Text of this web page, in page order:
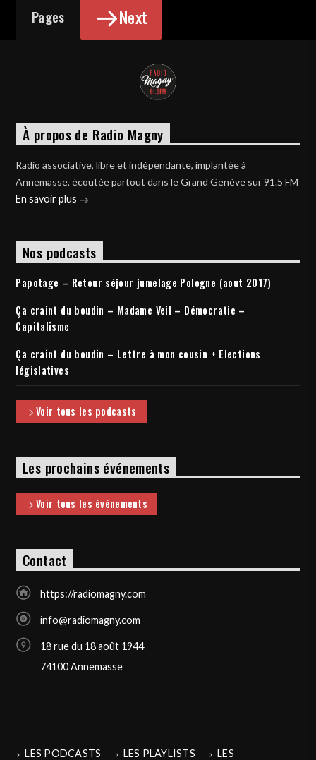
Pages Next
À propos de Radio Magny
Radio associative, libre et indépendante, implantée à
Annemasse, écoutée partout dans le Grand Genève sur 91.5 FM
En savoir plus
Nos podcasts
Papotage – Retour séjour jumelage Pologne (aout 2017)
Ça craint du boudin – Madame Veil – Démocratie –
Capitalisme
Ça craint du boudin – Lettre à mon cousin + Elections
législatives
Voir tous les podcasts
Les prochains événements
Voir tous les événements
Contact
https://radiomagny.com
info@radiomagny.com
18 rue du 18 août 1944
74100 Annemasse
LES PODCASTS LES PLAYLISTS LES